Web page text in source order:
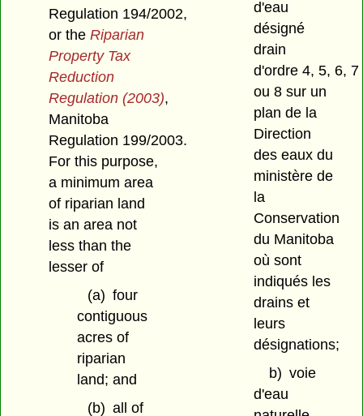
Regulation 194/2002,
or the Riparian
Property Tax
Reduction
Regulation (2003),
Manitoba
Regulation 199/2003.
For this purpose,
a minimum area
of riparian land
is an area not
less than the
lesser of
(a) four
contiguous
acres of
riparian
land; and
(b) all of
d'eau
désigné
drain
d'ordre 4, 5, 6, 7
ou 8 sur un
plan de la
Direction
des eaux du
ministère de
la
Conservation
du Manitoba
où sont
indiqués les
drains et
leurs
désignations;
b) voie
d'eau